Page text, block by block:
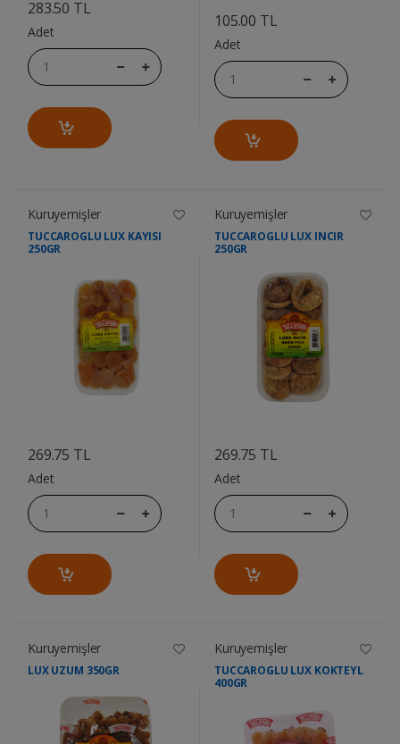
283.50 TL
Adet
105.00 TL
Adet
Kuruyemişler
TUCCAROGLU LUX KAYISI
250GR
269.75 TL
Adet
Kuruyemişler
TUCCAROGLU LUX INCIR
250GR
269.75 TL
Adet
Kuruyemişler
LUX UZUM 350GR
Kuruyemişler
TUCCAROGLU LUX KOKTEYL
400GR